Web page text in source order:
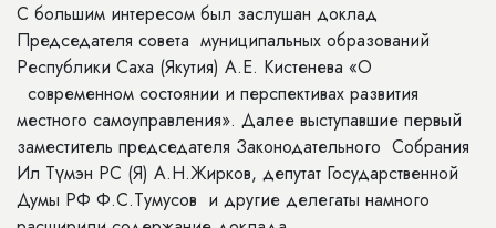
С большим интересом был заслушан доклад
Председателя совета муниципальных образований
Республики Саха (Якутия) А.Е. Кистенева «О
современном состоянии и перспективах развития
местного самоуправления». Далее выступавшие первый
заместитель председателя Законодательного Собрания
Ил Түмэн РС (Я) А.Н.Жирков, депутат Государственной
Думы РФ Ф.С.Тумусов и другие делегаты намного